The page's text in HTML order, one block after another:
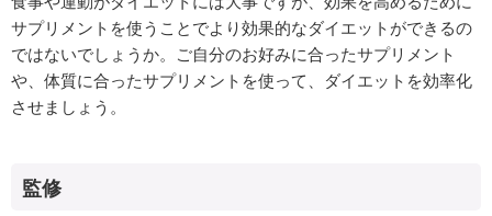
サプリメントを使うことでより効果的なダイエットができるの
ではないでしょうか。ご自分のお好みに合ったサプリメント
や、体質に合ったサプリメントを使って、ダイエットを効率化
させましょう。
監修